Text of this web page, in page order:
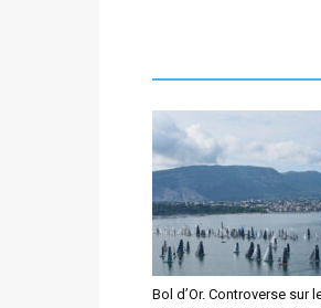
Bol d’Or. Controverse sur